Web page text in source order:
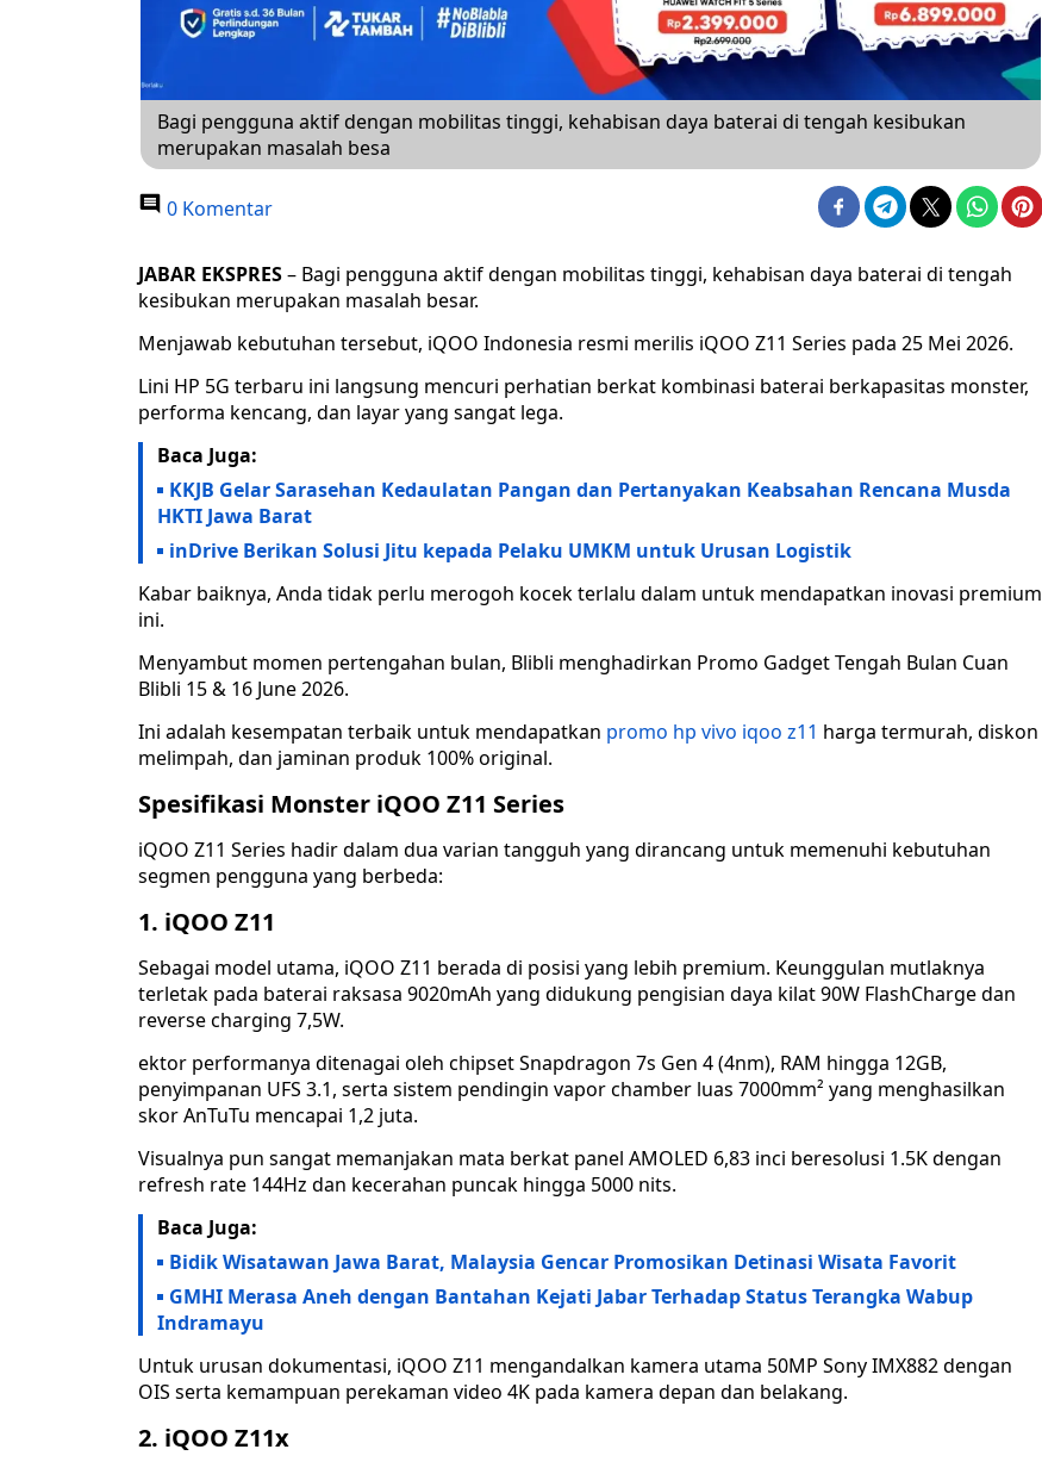
Bagi pengguna aktif dengan mobilitas tinggi, kehabisan daya baterai di tengah kesibukan
merupakan masalah besa
0 Komentar
JABAR EKSPRES– Bagi pengguna aktif dengan mobilitas tinggi, kehabisan daya baterai di tengah
kesibukan merupakan masalah besar.
Menjawab kebutuhan tersebut, iQOO Indonesia resmi merilis iQOO Z11 Series pada 25 Mei 2026.
Lini HP 5G terbaru ini langsung mencuri perhatian berkat kombinasi baterai berkapasitas monster,
performa kencang, dan layar yang sangat lega.
Baca Juga:
KKJB Gelar Sarasehan Kedaulatan Pangan dan Pertanyakan Keabsahan Rencana Musda
HKTI Jawa Barat
inDrive Berikan Solusi Jitu kepada Pelaku UMKM untuk Urusan Logistik
Kabar baiknya, Anda tidak perlu merogoh kocek terlalu dalam untuk mendapatkan inovasi premium
ini.
Menyambut momen pertengahan bulan, Blibli menghadirkan Promo Gadget Tengah Bulan Cuan
Blibli 15 & 16 June 2026.
Ini adalah kesempatan terbaik untuk mendapatkan promo hp vivo iqoo z11 harga termurah, diskon
melimpah, dan jaminan produk 100% original.
Spesifikasi Monster iQOO Z11 Series
iQOO Z11 Series hadir dalam dua varian tangguh yang dirancang untuk memenuhi kebutuhan
segmen pengguna yang berbeda:
1. iQOO Z11
Sebagai model utama, iQOO Z11 berada di posisi yang lebih premium. Keunggulan mutlaknya
terletak pada baterai raksasa 9020mAh yang didukung pengisian daya kilat 90W FlashCharge dan
reverse charging 7,5W.
ektor performanya ditenagai oleh chipset Snapdragon 7s Gen 4 (4nm), RAM hingga 12GB,
penyimpanan UFS 3.1, serta sistem pendingin vapor chamber luas 7000mm² yang menghasilkan
skor AnTuTu mencapai 1,2 juta.
Visualnya pun sangat memanjakan mata berkat panel AMOLED 6,83 inci beresolusi 1.5K dengan
refresh rate 144Hz dan kecerahan puncak hingga 5000 nits.
Baca Juga:
Bidik Wisatawan Jawa Barat, Malaysia Gencar Promosikan Detinasi Wisata Favorit
GMHI Merasa Aneh dengan Bantahan Kejati Jabar Terhadap Status Terangka Wabup
Indramayu
Untuk urusan dokumentasi, iQOO Z11 mengandalkan kamera utama 50MP Sony IMX882 dengan
OIS serta kemampuan perekaman video 4K pada kamera depan dan belakang.
2. iQOO Z11x